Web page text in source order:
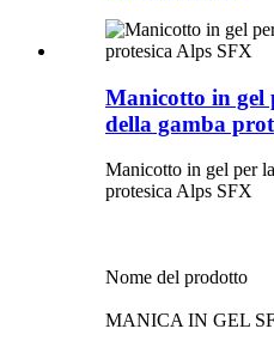
Manicotto in gel
della gamba
Manicotto in gel per
protesica Alps SFX
Nome del prodotto
MANICA IN GEL